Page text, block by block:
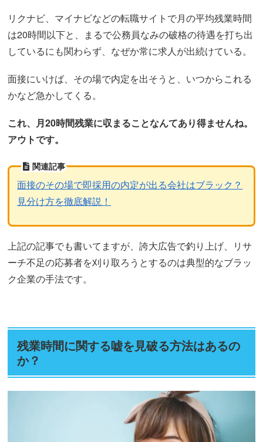
リクナビ、マイナビなどの転職サイトで月の平均残業時間
は20時間以下と、まるで公務員なみの破格の待遇を打ち出
しているにも関わらず、なぜか常に求人が出続けている。
面接にいけば、その場で内定を出そうと、いつからこれる
かなど急かしてくる。
これ、月20時間残業に収まることなんてあり得ませんね。
アウトです。
関連記事
面接のその場で即採用の内定が出る会社はブラック？
見分け方を徹底解説！
上記の記事でも書いてますが、誇大広告で釣り上げ、リサ
ーチ不足の応募者を刈り取ろうとするのは典型的なブラッ
ク企業の手法です。
残業時間に関する嘘を見破る方法はあるの
か？